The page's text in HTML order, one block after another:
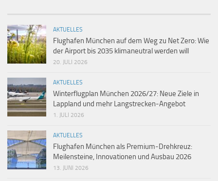
AKTUELLES
Flughafen München auf dem Weg zu Net Zero: Wie
der Airport bis 2035 klimaneutral werden will
20. JULI 2026
AKTUELLES
Winterflugplan München 2026/27: Neue Ziele in
Lappland und mehr Langstrecken-Angebot
1. JULI 2026
AKTUELLES
Flughafen München als Premium-Drehkreuz:
Meilensteine, Innovationen und Ausbau 2026
13. JUNI 2026